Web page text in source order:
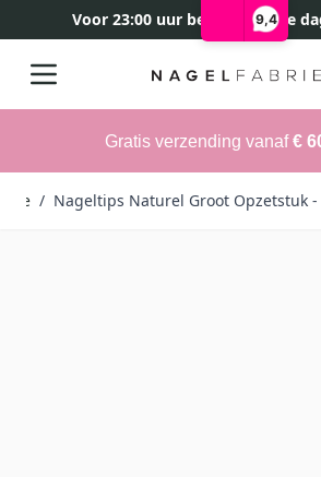
9,4
Voor 23:00 uur besteld, zelfde
Gratis verzending vanaf€
/ Nageltips Naturel Groot Opzetstuk